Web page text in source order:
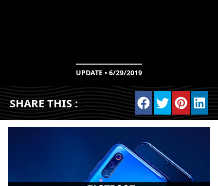
UPDATE • 6/29/2019
SHARE THIS :